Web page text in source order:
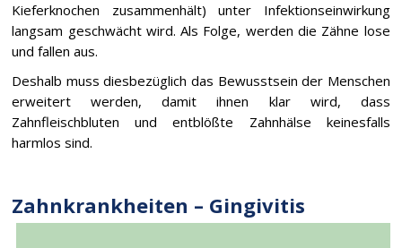
Kieferknochen zusammenhält) unter Infektionseinwirkung
langsam geschwächt wird. Als Folge, werden die Zähne lose
und fallen aus.
Deshalb muss diesbezüglich das Bewusstsein der Menschen
erweitert werden, damit ihnen klar wird, dass
Zahnfleischbluten und entblößte Zahnhälse keinesfalls
harmlos sind.
Zahnkrankheiten – Gingivitis